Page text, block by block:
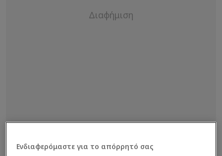
Ενδιαφερόμαστε για το απόρρητό σας